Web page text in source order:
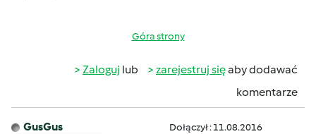
Góra strony
Zaloguj lub zarejestruj sięaby dodawać
komentarze
GusGus Dołączył : 11.08.2016